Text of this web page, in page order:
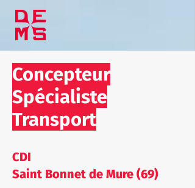
Concepteur
Spécialiste
Transport
CDI
Saint Bonnet de Mure (69)